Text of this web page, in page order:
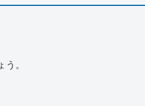
。